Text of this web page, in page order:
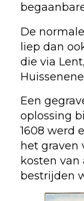
De
liep dan
die via
Een
oplossing
1608 werd
het graven
kosten
bestrijden